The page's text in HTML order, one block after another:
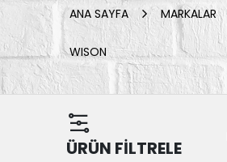
ANA SAYFA MARKALAR
WISON
ÜRÜN FİLTRELE